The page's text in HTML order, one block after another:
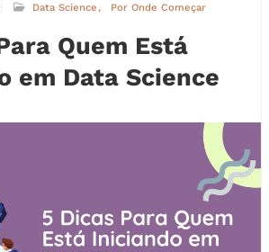
Data Science Por Onde Começar
Quem Está
em Data Science